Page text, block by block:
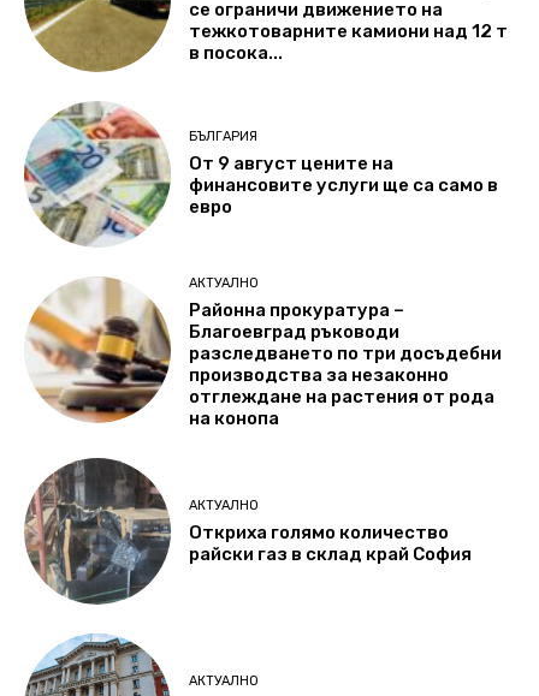
се ограничи движението на
тежкотоварните камиони над 12 т
в посока...
БЪЛГАРИЯ
От 9 август цените на
финансовите услуги ще са само в
евро
АКТУАЛНО
Районна прокуратура –
Благоевград ръководи
разследването по три досъдебни
производства за незаконно
отглеждане на растения от рода
на конопа
АКТУАЛНО
Откриха голямо количество
райски газ в склад край София
АКТУАЛНО